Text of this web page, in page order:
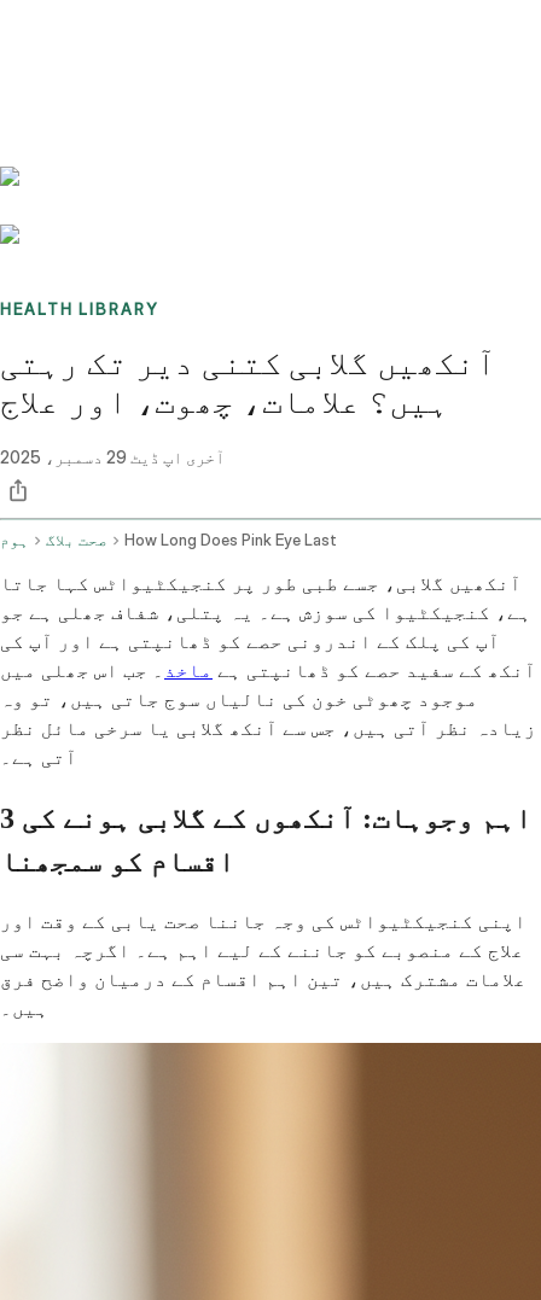
HEALTH LIBRARY
آنکھیں گلابی کتنی دیر تک رہتی
ہیں؟ علامات، چھوت، اور علاج
آخری اپ ڈیٹ 29 دسمبر، 2025
ہوم صحت بلاگ How Long Does Pink Eye Last
آنکھیں گلابی، جسے طبی طور پر کنجیکٹیواٹس کہا جاتا
ہے، کنجیکٹیوا کی سوزش ہے۔ یہ پتلی، شفاف جھلی ہے جو
آپ کی پلک کے اندرونی حصے کو ڈھانپتی ہے اور آپ کی
آنکھ کے سفید حصے کو ڈھانپتی ہے ماخذ
۔ جب اس جھلی میں
موجود چھوٹی خون کی نالیاں سوج جاتی ہیں، تو وہ
زیادہ نظر آتی ہیں، جس سے آنکھ گلابی یا سرخی مائل نظر
آتی ہے۔
3 اہم وجوہات: آنکھوں کے گلابی ہونے کی
اقسام کو سمجھنا
اپنی کنجیکٹیواٹس کی وجہ جاننا صحت یابی کے وقت اور
علاج کے منصوبے کو جاننے کے لیے اہم ہے۔ اگرچہ بہت سی
علامات مشترک ہیں، تین اہم اقسام کے درمیان واضح فرق
ہیں۔